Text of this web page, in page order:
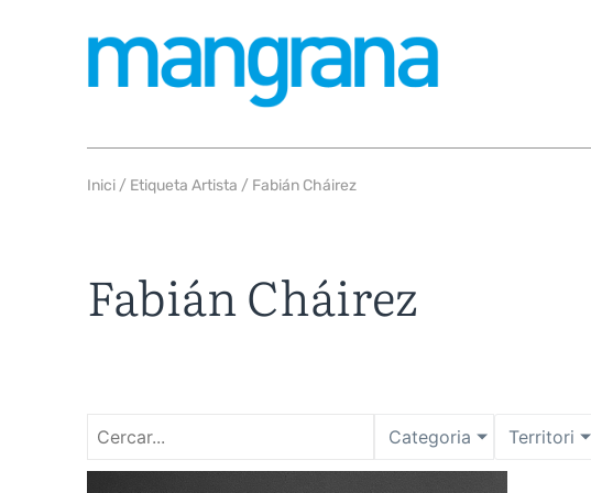
Inici / Etiqueta Artista / Fabián Cháirez
Fabián Cháirez
Categoria Territori